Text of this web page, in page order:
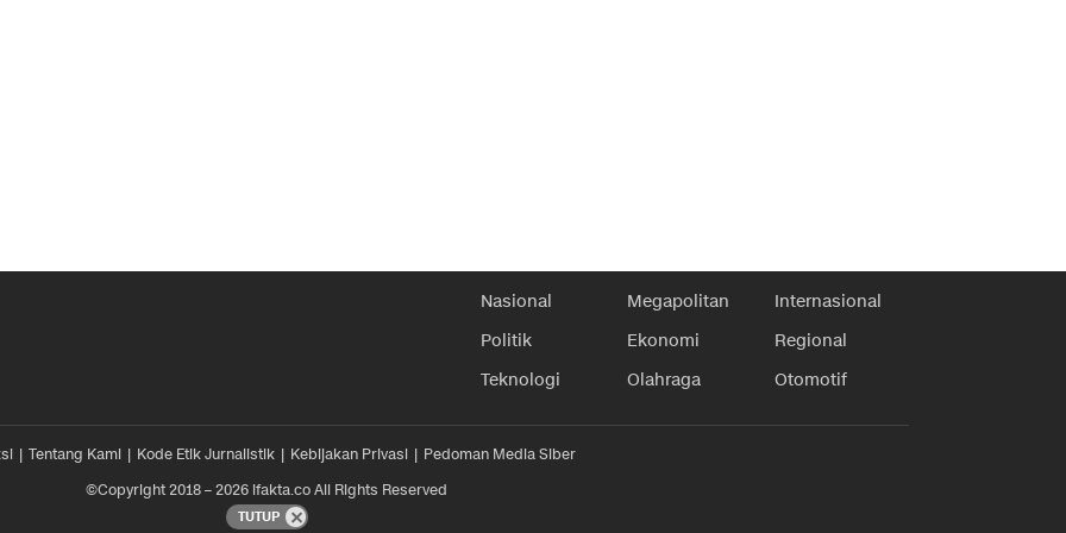
Nasional Megapolitan
Internasional
Politik
Ekonomi
Regional
Teknologi
Olahraga Otomotif
Tentang Kami Kode Etik Jurnalistik Kebijakan Privasi
Pedoman Media Siber
©Copyright 2018 – 2026 ifakta.co All Rights Reserved
TUTUP